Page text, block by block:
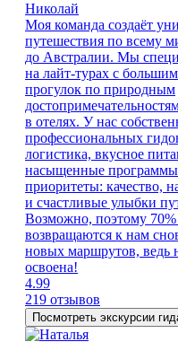
Николай
Моя команда создаёт
путешествия по всему
до Австралии. Мы
на лайт-турах с
прогулок по природным
в отелях. У нас
профессиональных
логистика, вкусное
насыщенные
приоритеты: качество,
и счастливые улыбки
Возможно, поэтому
возвращаются к нам
новых маршрутов, ведь
освоена!
4.99
219 отзывов
Посмотреть экскурсии